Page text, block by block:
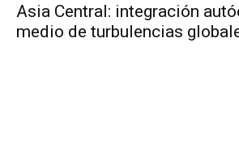
Asia Central: integración
medio de turbulencias